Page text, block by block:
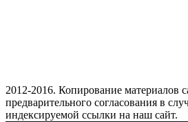
2012-2016. Копирование материалов
предварительного согласования в
индексируемой ссылки на наш сайт.